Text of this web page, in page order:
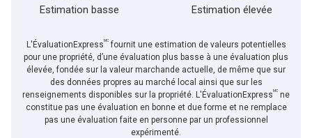
Estimation basse Estimation élevée
L'ÉvaluationExpressMCfournit une estimation de valeurs potentielles
pour une propriété, d’une évaluation plus basse à une évaluation plus
élevée, fondée sur la valeur marchande actuelle, de même que sur
des données propres au marché local ainsi que sur les
renseignements disponibles sur la propriété. L'ÉvaluationExpressMC ne
constitue pas une évaluation en bonne et due forme et ne remplace
pas une évaluation faite en personne par un professionnel
expérimenté.